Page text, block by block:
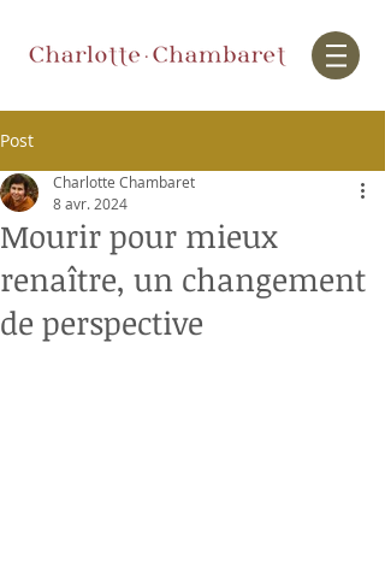
Post
Mourir pour mieux
renaître, un changement
de perspective
Charlotte Chambaret
8 avr. 2024